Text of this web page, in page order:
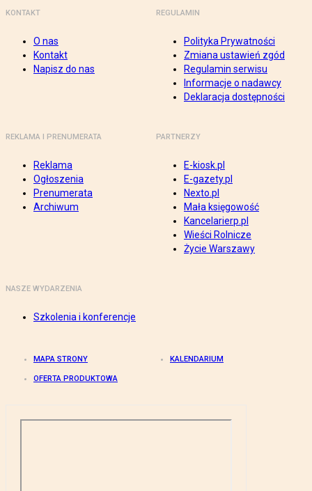
KONTAKT
O nas
Kontakt
Napisz do nas
REGULAMIN
Polityka Prywatności
Zmiana ustawień zgód
Regulamin serwisu
Informacje o nadawcy
Deklaracja dostępności
REKLAMA I PRENUMERATA
Reklama
Ogłoszenia
Prenumerata
Archiwum
PARTNERZY
E-kiosk.pl
E-gazety.pl
Nexto.pl
Mała księgowość
Kancelarierp.pl
Wieści Rolnicze
Życie Warszawy
NASZE WYDARZENIA
Szkolenia i konferencje
MAPA STRONY KALENDARIUM
OFERTA PRODUKTOWA